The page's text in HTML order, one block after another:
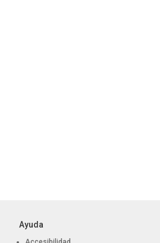
Ayuda